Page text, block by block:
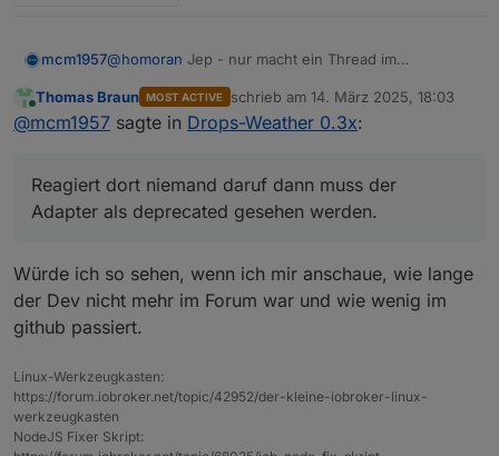
mcm1957@homoran Jep - nur macht ein Thread im
enthaltenen Adapter auch wenig Sinn ...
Und ja, ich meine auch dass das Problem im
Testtopic zu reporten ist. Reagiert dort niemand
Online
Thomas Braun MOST ACTIVE schrieb am 14. März 2025, 18:03
zuletzt editiert von
@mcm1957 sagte in Drops-Weather 0.3x:
Reagiert dort niemand daruf dann muss der
Adapter als deprecated gesehen werden.
Würde ich so sehen, wenn ich mir anschaue, wie lange
der Dev nicht mehr im Forum war und wie wenig im
github passiert.
Linux-Werkzeugkasten:
https://forum.iobroker.net/topic/42952/der-kleine-iobroker-linux-
werkzeugkasten
NodeJS Fixer Skript: